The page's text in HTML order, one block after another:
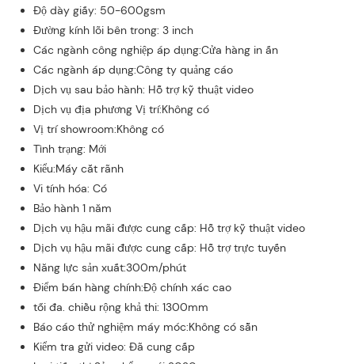
Độ dày giấy: 50-600gsm
Đường kính lõi bên trong: 3 inch
Các ngành công nghiệp áp dụng:Cửa hàng in ấn
Các ngành áp dụng:Công ty quảng cáo
Dịch vụ sau bảo hành: Hỗ trợ kỹ thuật video
Dịch vụ địa phương Vị trí:Không có
Vị trí showroom:Không có
Tình trạng: Mới
Kiểu:Máy cắt rãnh
Vi tính hóa: Có
Bảo hành 1 năm
Dịch vụ hậu mãi được cung cấp: Hỗ trợ kỹ thuật video
Dịch vụ hậu mãi được cung cấp: Hỗ trợ trực tuyến
Năng lực sản xuất:300m/phút
Điểm bán hàng chính:Độ chính xác cao
tối đa. chiều rộng khả thi: 1300mm
Báo cáo thử nghiệm máy móc:Không có sẵn
Kiểm tra gửi video: Đã cung cấp